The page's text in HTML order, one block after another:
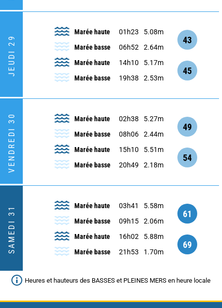
JEUDI 29
Marée haute 01h23
5.08m
Marée basse
06h52 2.64m
43
Marée haute 14h10
5.17m
Marée basse
19h38 2.53m
45
VENDREDI 30 Marée haute 02h38
5.27m
Marée basse
08h06 2.44m
49
Marée haute 15h10
5.51m
Marée basse
20h49 2.18m
54
SAMEDI 31 Marée haute 03h41
5.58m
Marée basse
09h15 2.06m
61
Marée haute 16h02
5.88m
Marée basse
21h53 1.70m
69
Heures et hauteurs des BASSES et PLEINES MERS en heure locale